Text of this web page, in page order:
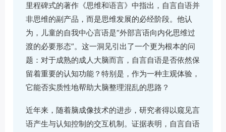
里程碑式的著作《思维和语言》中指出，自言自语并
非思维的副产品，而是思维发展的必经阶段。他认
为，儿童的自我中心言语是“外部言语向内化思维过
渡的必要形态”。这一洞见引出了一个更为根本的问
题：对于成熟的成人大脑而言，自言自语是否依然保
留着重要的认知功能？特别是，作为一种主观体验，
它能否实质性地帮助大脑整理混乱的思路？
近年来，随着脑成像技术的进步，研究者得以窥见言
语产生与认知控制的交互机制。证据表明，自言自语